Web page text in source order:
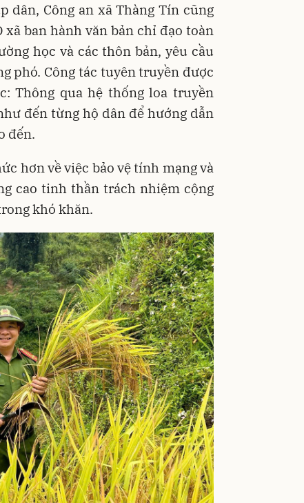
dân, Công an xã Thàng Tín cũng
ban hành văn bản chỉ đạo toàn
học và các thôn bản, yêu cầu
phó. Công tác tuyên truyền được
Thông qua hệ thống loa truyền
đến từng hộ dân để hướng dẫn
đến.
hơn về việc bảo vệ tính mạng và
cao tinh thần trách nhiệm cộng
khó khăn.